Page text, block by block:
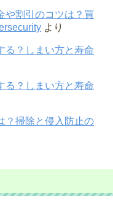
や割引のコツは？買
より
る？しまい方と寿命
る？しまい方と寿命
？掃除と侵入防止の